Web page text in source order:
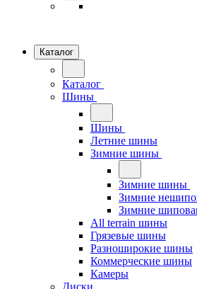
Каталог
Каталог
Шины
Шины
Летние шины
Зимние шины
Зимние шины
Зимние
Зимние
All terrain шины
Грязевые шины
Разноширокие шины
Коммерческие шины
Камеры
Диски